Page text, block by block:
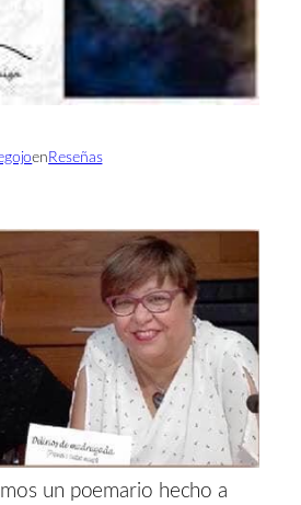
en Reseñas
un poemario hecho a